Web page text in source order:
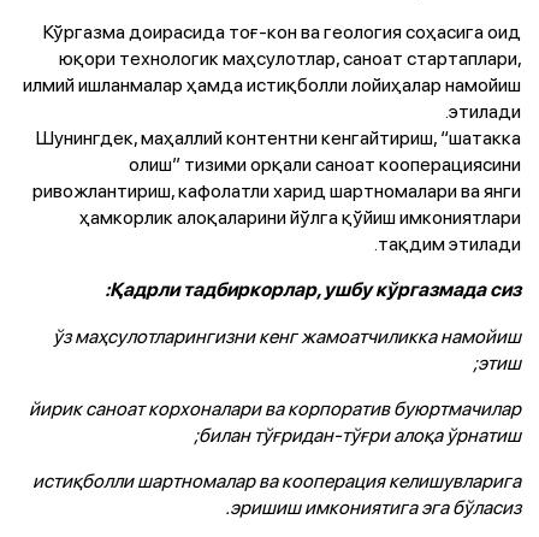
Кўргазма доирасида тоғ-кон ва геология соҳасига оид
юқори технологик маҳсулотлар, саноат стартаплари,
илмий ишланмалар ҳамда истиқболли лойиҳалар намойиш
этилади.
Шунингдек, маҳаллий контентни кенгайтириш, “шатакка
олиш” тизими орқали саноат кооперациясини
ривожлантириш, кафолатли харид шартномалари ва янги
ҳамкорлик алоқаларини йўлга қўйиш имкониятлари
тақдим этилади.
Қадрли тадбиркорлар, ушбу кўргазмада сиз:
ўз маҳсулотларингизни кенг жамоатчиликка намойиш
этиш;
йирик саноат корхоналари ва корпоратив буюртмачилар
билан тўғридан-тўғри алоқа ўрнатиш;
истиқболли шартномалар ва кооперация келишувларига
эришиш имкониятига эга бўласиз.